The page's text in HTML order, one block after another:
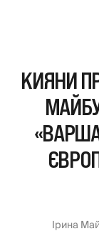
КИЯНИ
Ірина